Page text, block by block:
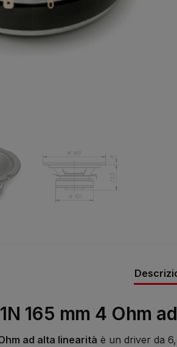
165 mm 4 Ohm
ad alta linearità è un driver da